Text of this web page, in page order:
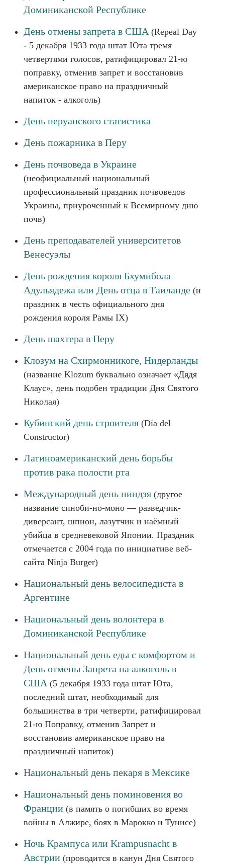
Доминиканской Республике
День отмены запрета в США(Repeal Day
- 5 декабря 1933 года штат Юта тремя
четвертями голосов, ратифицировал 21-ю
поправку, отменив запрет и восстановив
американское право на праздничный
напиток - алкоголь)
День перуанского статистика
День пожарника в Перу
День почвоведа в Украине
(неофициальный национальный
профессиональный праздник почвоведов
Украины, приуроченный к Всемирному дню
почв)
День преподавателей университетов
Венесуэлы
День рождения короля Бхумибола
Адульядежа или День отца в Таиланде (и
праздник в честь официального дня
рождения короля Рамы IX)
День шахтера в Перу
Клозум на Схирмонникоге, Нидерланды
(название Klozum буквально означает «Дядя
Клаус», день подобен традиции Дня Святого
Николая)
Кубинский день строителя (Día del
Constructor)
Латиноамериканский день борьбы
против рака полости рта
Международный день ниндзя (другое
название синоби-но-моно — разведчик-
диверсант, шпион, лазутчик и наёмный
убийца в средневековой Японии. Праздник
отмечается с 2004 года по инициативе веб-
сайта Ninja Burger)
Национальный день велосипедиста в
Аргентине
Национальный день волонтера в
Доминиканской Республике
Национальный день еды с комфортом и
День отмены Запрета на алкоголь в
США(5 декабря 1933 года штат Юта,
последний штат, необходимый для
большинства в три четверти, ратифицировал
21-ю Поправку, отменив Запрет и
восстановив американское право на
праздничный напиток)
Национальный день пекаря в Мексике
Национальный день поминовения во
Франции (в память о погибших во время
войны в Алжире, боях в Марокко и Тунисе)
Ночь Крампуса или Krampusnacht в
Австрии (проводится в канун Дня Святого